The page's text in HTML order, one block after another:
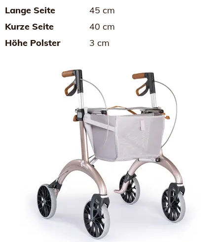
Lange Seite
45 cm
Kurze Seite
40 cm
Höhe Polster
3 cm